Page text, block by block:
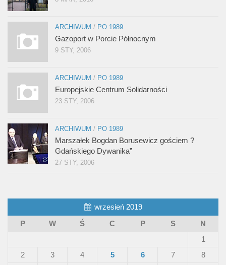
ARCHIWUM / PO 1989
Gazoport w Porcie Północnym
9 STY, 2006
ARCHIWUM / PO 1989
Europejskie Centrum Solidarności
23 STY, 2006
ARCHIWUM / PO 1989
Marszałek Bogdan Borusewicz gościem ?
Gdańskiego Dywanika”
27 STY, 2006
wrzesień 2019
P
W Ś C P S
N
1
2
3 4 5 6 7
8